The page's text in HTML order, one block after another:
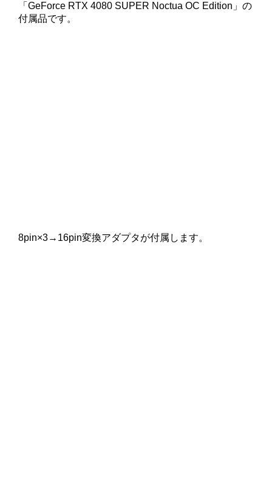
「GeForce RTX 4080 SUPER Noctua OC Edition」の
付属品です。
8pin×3→16pin変換アダプタが付属します。